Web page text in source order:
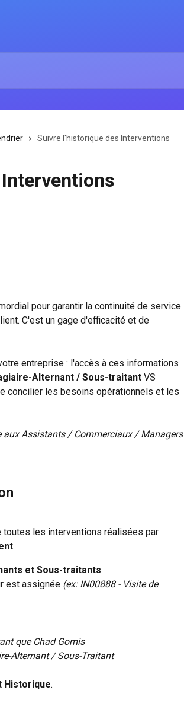
Suivre l'historique des Interventions
pour garantir la continuité de service
C'est un gage d'efficacité et de
entreprise : l'accès à ces informations
Alternant / Sous-traitant VS
concilier les besoins opérationnels et les
aux Assistants / Commerciaux / Managers
les interventions réalisées par
.
et Sous-traitants
est assignée (ex: IN00888 - Visite de
que Chad Gomis
Alternant / Sous-Traitant
Historique.